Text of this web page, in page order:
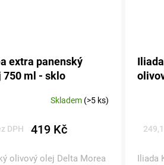
extra panenský
750 ml - sklo
Skladem (>5 ks)
DPH 419 Kč
olivový olej Delta Morea
z 5
Iliada